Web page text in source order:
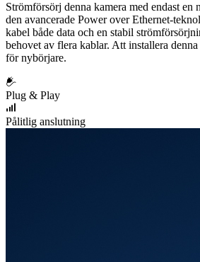
Strömförsörj denna kamera med endast en
den avancerade Power over Ethernet-
kabel både data och en stabil
behovet av flera kablar. Att installera
för nybörjare.
Plug & Play
Pålitlig anslutning